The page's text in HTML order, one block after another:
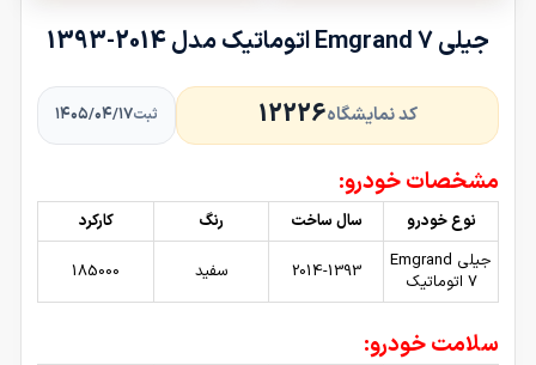
جیلی Emgrand 7 اتوماتیک مدل 2014-1393
کد نمایشگاه12226 ثبت۱۴۰۵/۰۴/۱۷
مشخصات خودرو:
نوع خودرو سال ساخت رنگ
کارکرد
جیلی Emgrand
7 اتوماتیک
2014-1393 سفید 185000
سلامت خودرو: